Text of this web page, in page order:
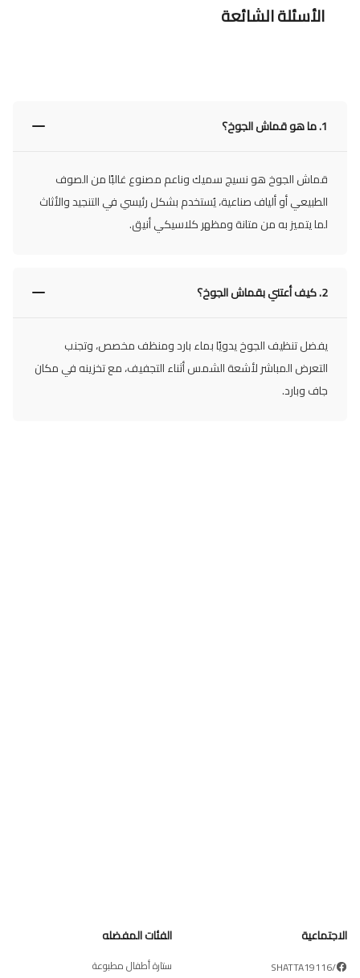
الأسئلة الشائعة
1. ما هو قماش الجوخ؟
قماش الجوخ هو نسيج سميك وناعم مصنوع غالبًا من الصوف
الطبيعي أو ألياف صناعية، يُستخدم بشكل رئيسي في التنجيد والأثاث
لما يتميز به من متانة ومظهر كلاسيكي أنيق.
2. كيف أعتني بقماش الجوخ؟
يفضل تنظيف الجوخ يدويًا بماء بارد ومنظف مخصص، وتجنب
التعرض المباشر لأشعة الشمس أثناء التجفيف، مع تخزينه في مكان
جاف وبارد.
الاجتماعية
/SHATTA19116
الفئات المفضله
ستارة أطفال مطبوعة